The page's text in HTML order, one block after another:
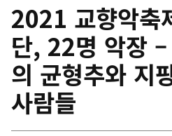
2021 교향악축
단, 22명 악장
의 균형추와 지
사람들